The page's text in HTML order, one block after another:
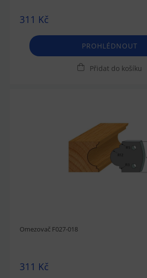
311 Kč
PROHLÉDNOUT
Přidat do košíku
Omezovač F027-018
311 Kč